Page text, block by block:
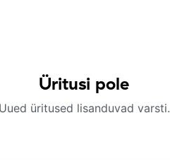
Üritusi pole
Uued üritused lisanduvad varsti.